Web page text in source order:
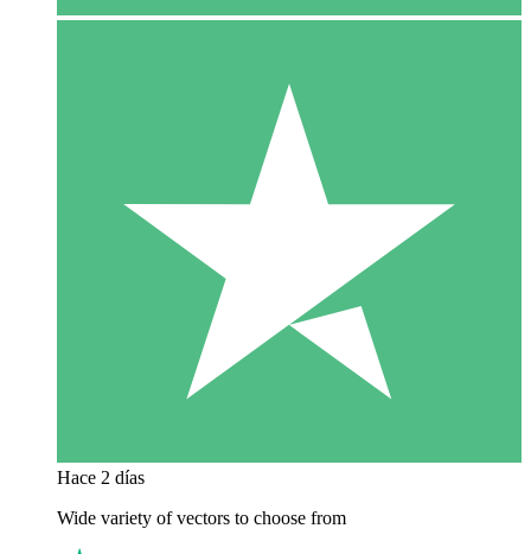
Hace 2 días
Wide variety of vectors to choose from